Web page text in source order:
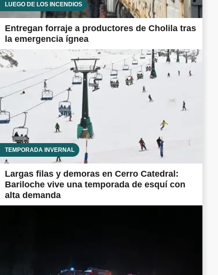
LUEGO DE LOS INCENDIOS
Entregan forraje a productores de Cholila tras
la emergencia ígnea
TEMPORADA INVERNAL
Largas filas y demoras en Cerro Catedral:
Bariloche vive una temporada de esquí con
alta demanda